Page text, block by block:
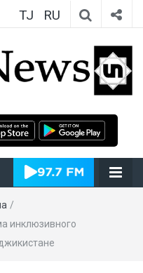
TJ RU
/
инклюзивного